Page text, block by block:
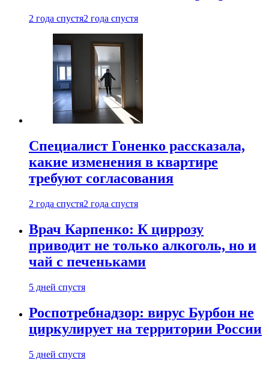
2 года спустя2 года спустя
Специалист Гоненко рассказала,
какие изменения в квартире
требуют согласования
2 года спустя2 года спустя
Врач Карпенко: К циррозу
приводит не только алкоголь, но и
чай с печеньками
5 дней спустя
Роспотребнадзор: вирус Бурбон не
циркулирует на территории России
5 дней спустя